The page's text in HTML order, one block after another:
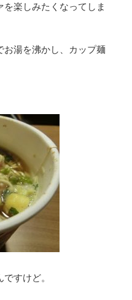
楽しみたくなってしま
お湯を沸かし、カップ麺
すけど。